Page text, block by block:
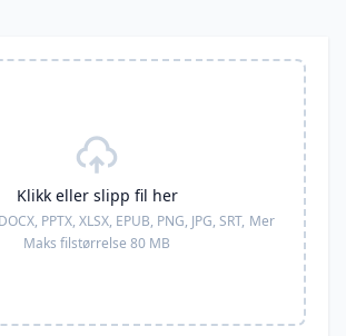
Klikk eller slipp fil her
PPTX, XLSX, EPUB, PNG, JPG, SRT, Mer
Maks filstørrelse 80 MB